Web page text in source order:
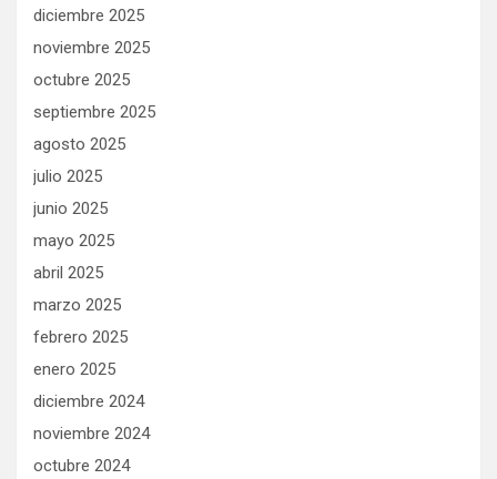
diciembre 2025
noviembre 2025
octubre 2025
septiembre 2025
agosto 2025
julio 2025
junio 2025
mayo 2025
abril 2025
marzo 2025
febrero 2025
enero 2025
diciembre 2024
noviembre 2024
octubre 2024